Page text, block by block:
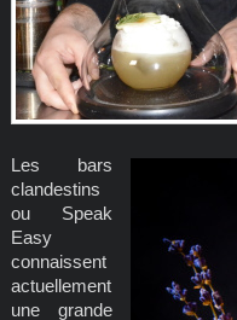
Les bars
clandestins
ou Speak
Easy
connaissent
actuellement
une grande